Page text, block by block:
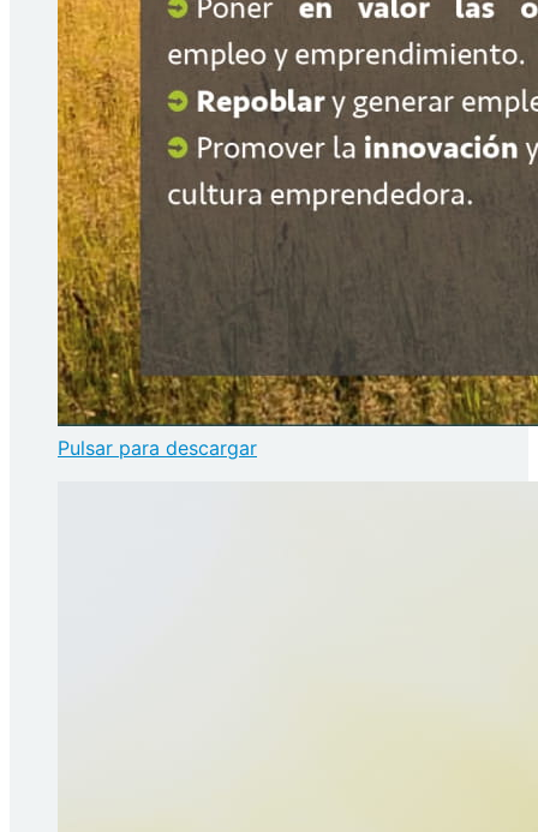
Pulsar para descargar